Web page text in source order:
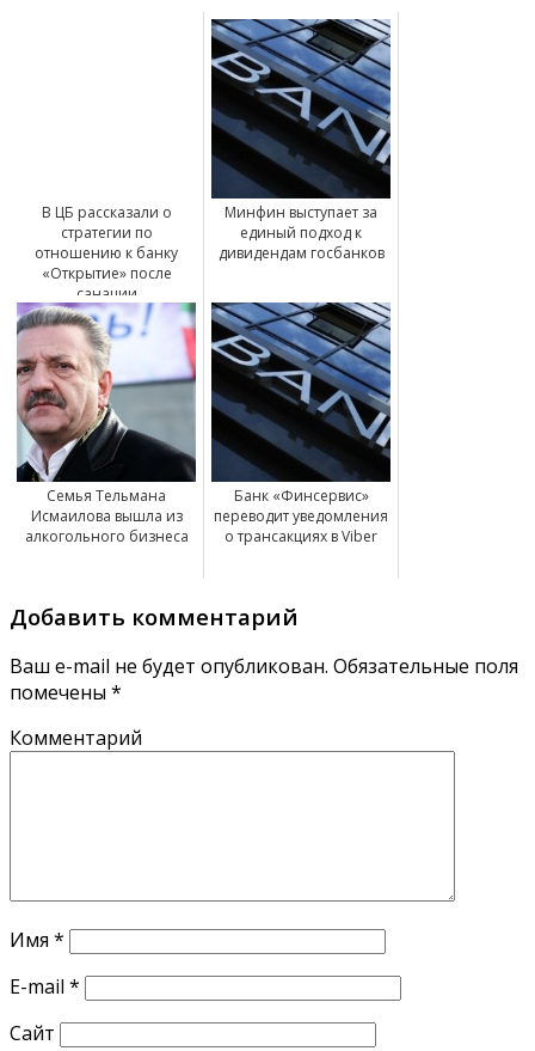
В ЦБ рассказали о
стратегии по
отношению к банку
«Открытие» после
санации
Минфин выступает за
единый подход к
дивидендам госбанков
Семья Тельмана
Исмаилова вышла из
алкогольного бизнеса
Банк «Финсервис»
переводит уведомления
о трансакциях в Viber
Добавить комментарий
Ваш e-mail не будет опубликован. Обязательные поля
помечены *
Комментарий
Имя *
E-mail *
Сайт